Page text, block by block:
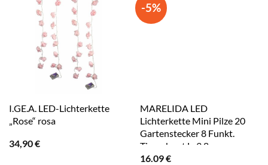
I.GE.A. LED-Lichterkette
„Rose“ rosa
34,90€
-5%
MARELIDA LED
Lichterkette Mini Pilze 20
Gartenstecker 8 Funkt.
Timer bunt L: 3,8m
16.09€